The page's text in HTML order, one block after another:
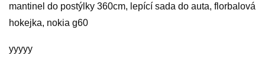
mantinel do postýlky 360cm, lepící sada do auta, florbalová
hokejka, nokia g60
yyyyy